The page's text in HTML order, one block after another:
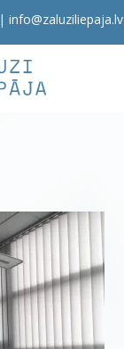
|info@zaluziliepaja.lv